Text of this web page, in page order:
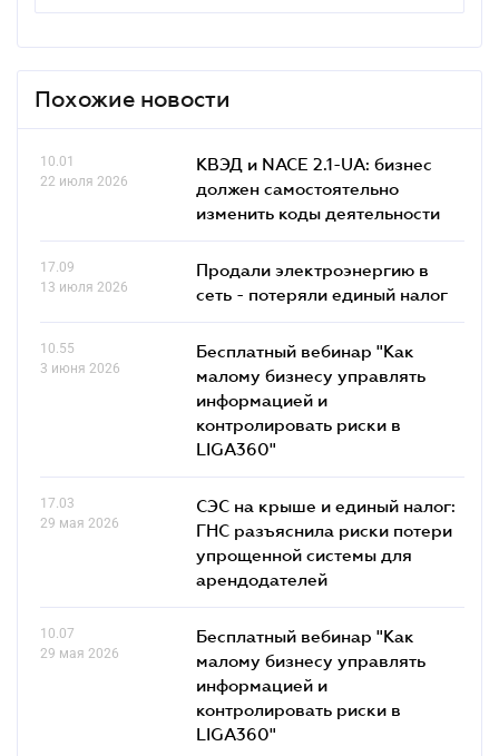
Похожие новости
10.01
22 июля 2026
КВЭД и NACE 2.1-UA: бизнес
должен самостоятельно
изменить коды деятельности
17.09
13 июля 2026
Продали электроэнергию в
сеть - потеряли единый налог
10.55
3 июня 2026
Бесплатный вебинар "Как
малому бизнесу управлять
информацией и
контролировать риски в
LIGA360"
17.03
29 мая 2026
СЭС на крыше и единый налог:
ГНС разъяснила риски потери
упрощенной системы для
арендодателей
10.07
29 мая 2026
Бесплатный вебинар "Как
малому бизнесу управлять
информацией и
контролировать риски в
LIGA360"